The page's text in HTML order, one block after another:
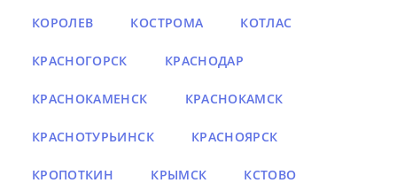
КОРОЛЕВ КОСТРОМА КОТЛАС
КРАСНОГОРСК КРАСНОДАР
КРАСНОКАМЕНСК КРАСНОКАМСК
КРАСНОТУРЬИНСК КРАСНОЯРСК
КРОПОТКИН КРЫМСК КСТОВО